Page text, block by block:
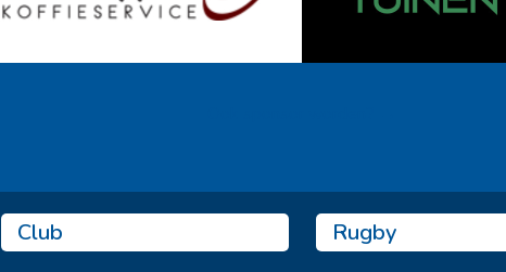
Club Rugby